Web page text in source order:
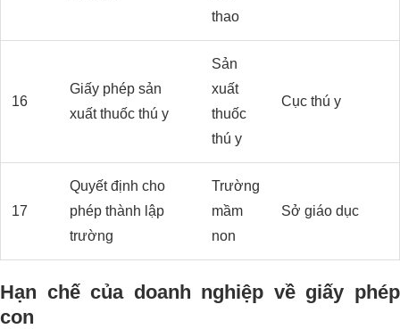
thao
16
Giấy phép sản
xuất thuốc thú y
Sản
xuất
thuốc
thú y
Cục thú y
17
Quyết định cho
phép thành lập
trường
Trường
mầm
non
Sở giáo dục
Hạn chế của doanh nghiệp về giấy phép
con